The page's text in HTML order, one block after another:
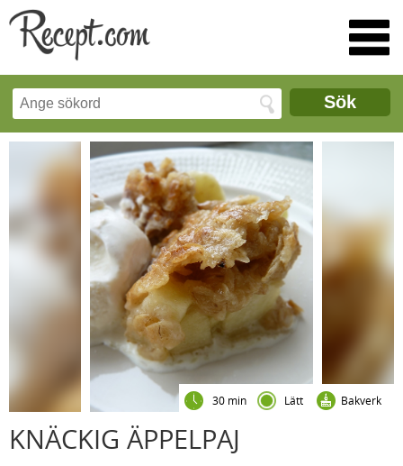
Sök
30 min Lätt Bakverk
KNÄCKIG ÄPPELPAJ